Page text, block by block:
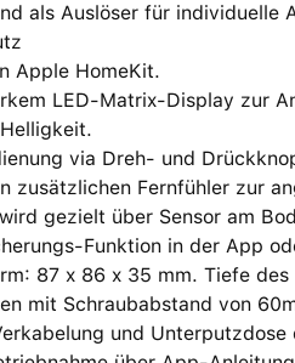
als Auslöser für individuelle
Apple HomeKit.
LED-Matrix-Display zur
via Dreh- und
zusätzlichen Fernfühler zur
gezielt über Sensor am
Funktion in der App
87 x 86 x 35 mm. Tiefe
mit Schraubabstand von
und